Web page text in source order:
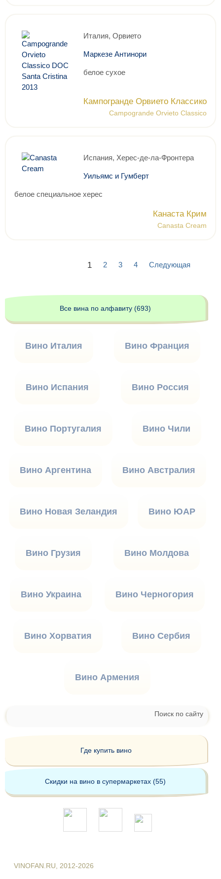
Италия, Орвието
Маркезе Антинори
белое сухое
Кампогранде Орвието Классико
Campogrande Orvieto Classico
Испания, Херес-де-ла-Фронтера
Уильямс и Гумберт
белое специальное херес
Канаста Крим
Canasta Cream
1 2 3 4 Следующая
Все вина по алфавиту (693)
Вино Италия Вино Франция
Вино Испания Вино Россия
Вино Португалия Вино Чили
Вино Аргентина Вино Австралия
Вино Новая Зеландия Вино ЮАР
Вино Грузия Вино Молдова
Вино Украина Вино Черногория
Вино Хорватия Вино Сербия
Вино Армения
Поиск по сайту
Где купить вино
Скидки на вино в супермаркетах (55)
VINOFAN.RU, 2012-2026